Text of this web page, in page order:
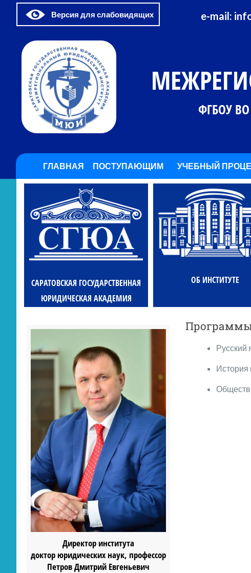
Версия для слабовидящих e-mail:
ФГБОУ
ГЛАВНАЯ ПОСТУПАЮЩИМ УЧЕБНЫЙ
САРАТОВСКАЯ ГОСУДАРСТВЕННАЯ
ЮРИДИЧЕСКАЯ АКАДЕМИЯ
ОБ ИНСТИТУТЕ
Директор института
доктор юридических наук, профессор
Петров Дмитрий Евгеньевич
Программы
Русский
История